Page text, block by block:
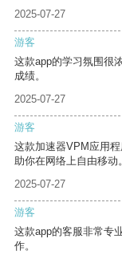
2025-07-27
游客
这款app的学习氛围很
成绩。
2025-07-27
游客
这款加速器VPM应用
助你在网络上自由移动。
2025-07-27
游客
这款app的客服非常专
作。